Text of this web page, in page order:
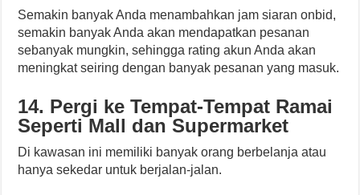
Semakin banyak Anda menambahkan jam siaran onbid,
semakin banyak Anda akan mendapatkan pesanan
sebanyak mungkin, sehingga rating akun Anda akan
meningkat seiring dengan banyak pesanan yang masuk.
14. Pergi ke Tempat-Tempat Ramai
Seperti Mall dan Supermarket
Di kawasan ini memiliki banyak orang berbelanja atau
hanya sekedar untuk berjalan-jalan.